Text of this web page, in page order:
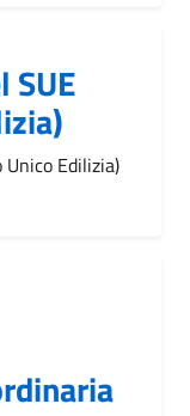
SUE
Unico Edilizia)